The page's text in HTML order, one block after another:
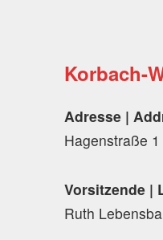
Korbach-
Adresse |
Hagenstraße 1
Vorsitzende |
Ruth